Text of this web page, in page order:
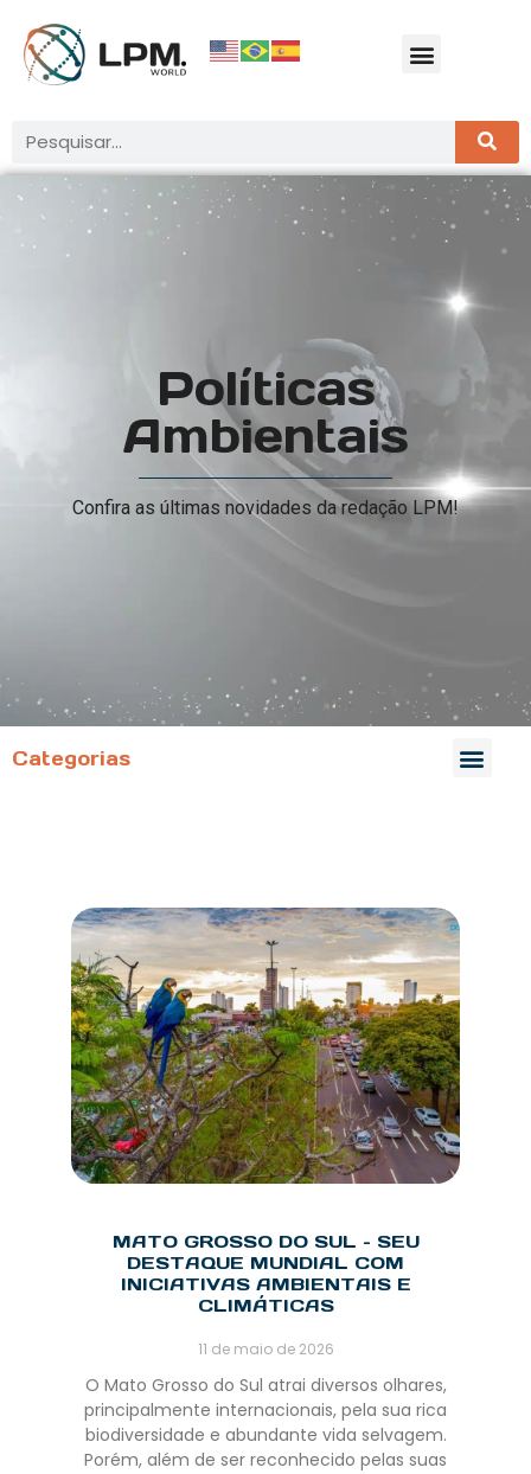
Políticas
Ambientais
Confira as últimas novidades da redação LPM!
Categorias
MATO GROSSO DO SUL – SEU
DESTAQUE MUNDIAL COM
INICIATIVAS AMBIENTAIS E
CLIMÁTICAS
11 de maio de 2026
O Mato Grosso do Sul atrai diversos olhares,
principalmente internacionais, pela sua rica
biodiversidade e abundante vida selvagem.
Porém, além de ser reconhecido pelas suas